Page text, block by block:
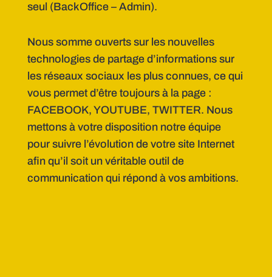
seul (BackOffice – Admin).
Nous somme ouverts sur les nouvelles
technologies de partage d’informations sur
les réseaux sociaux les plus connues, ce qui
vous permet d’être toujours à la page :
FACEBOOK, YOUTUBE, TWITTER. Nous
mettons à votre disposition notre équipe
pour suivre l’évolution de votre site Internet
afin qu’il soit un véritable outil de
communication qui répond à vos ambitions.